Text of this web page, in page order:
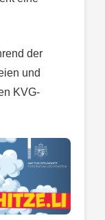
der
und
KVG-